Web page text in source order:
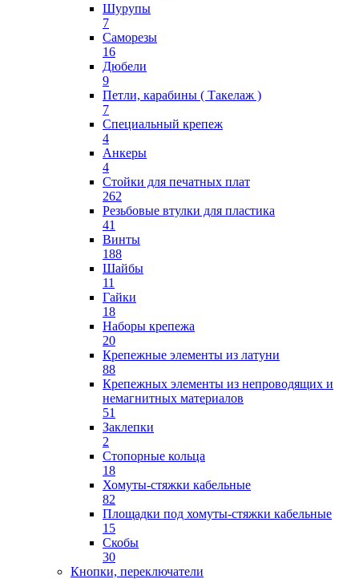
Шурупы
7
Саморезы
16
Дюбели
9
Петли, карабины ( Такелаж )
7
Специальный крепеж
4
Анкеры
4
Стойки для печатных плат
262
Резьбовые втулки для пластика
41
Винты
188
Шайбы
11
Гайки
18
Наборы крепежа
20
Крепежные элементы из латуни
88
Крепежных элементы из непроводящих и
немагнитных материалов
51
Заклепки
2
Стопорные кольца
18
Хомуты-стяжки кабельные
82
Площадки под хомуты-стяжки кабельные
15
Скобы
30
Кнопки, переключатели